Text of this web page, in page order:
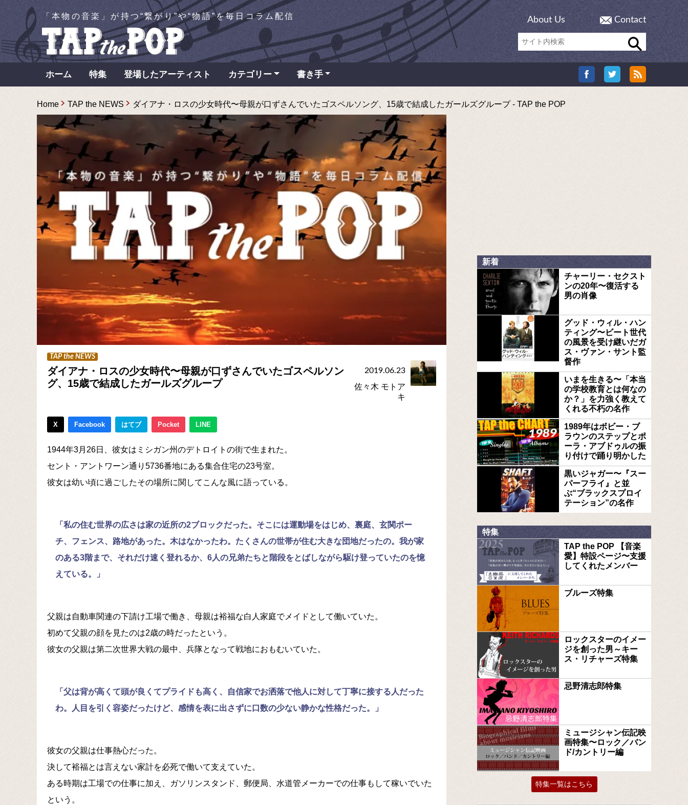
「本物の音楽」が持つ“繋がり”や“物語”を毎日コラム配信 About Us Contact
ホーム 特集 登場したアーティスト カテゴリー 書き手
Home TAP the NEWS ダイアナ・ロスの少女時代〜母親が口ずさんでいたゴスペルソング、15歳で結成したガールズグループ - TAP the POP
TAP the NEWS
ダイアナ・ロスの少女時代〜母親が口ずさんでいたゴスペルソン
グ、15歳で結成したガールズグループ
2019.06.23
佐々木 モトア
キ
X Facebook はてブ Pocket LINE
1944年3月26日、彼女はミシガン州のデトロイトの街で生まれた。
セント・アントワーン通り5736番地にある集合住宅の23号室。
彼女は幼い頃に過ごしたその場所に関してこんな風に語っている。
「私の住む世界の広さは家の近所の2ブロックだった。そこには運動場をはじめ、裏庭、玄関ポー
チ、フェンス、路地があった。木はなかったわ。たくさんの世帯が住む大きな団地だったの。我が家
のある3階まで、それだけ速く登れるか、6人の兄弟たちと階段をとばしながら駆け登っていたのを憶
えている。」
父親は自動車関連の下請け工場で働き、母親は裕福な白人家庭でメイドとして働いていた。
初めて父親の顔を見たのは2歳の時だったという。
彼女の父親は第二次世界大戦の最中、兵隊となって戦地におもむいていた。
「父は背が高くて頭が良くてプライドも高く、自信家でお洒落で他人に対して丁寧に接する人だった
わ。人目を引く容姿だったけど、感情を表に出さずに口数の少ない静かな性格だった。」
彼女の父親は仕事熱心だった。
決して裕福とは言えない家計を必死で働いて支えていた。
ある時期は工場での仕事に加え、ガソリンスタンド、郵便局、水道管メーカーでの仕事もして稼いでいた
という。
新着
チャーリー・セクスト
ンの20年〜復活する
男の肖像
グッド・ウィル・ハン
ティング〜ビート世代
の風景を受け継いだガ
ス・ヴァン・サント監
督作
いまを生きる〜「本当
の学校教育とは何なの
か？」を力強く教えて
くれる不朽の名作
1989年はボビー・ブ
ラウンのステップとポ
ーラ・アブドゥルの振
り付けで踊り明かした
黒いジャガー〜『スー
パーフライ』と並
ぶ“ブラックスプロイ
テーション”の名作
特集
TAP the POP 【音楽
愛】特設ページ〜支援
してくれたメンバー
ブルーズ特集
ロックスターのイメー
ジを創った男～キー
ス・リチャーズ特集
忌野清志郎特集
ミュージシャン伝記映
画特集〜ロック／バン
ド/カントリー編
特集一覧はこちら